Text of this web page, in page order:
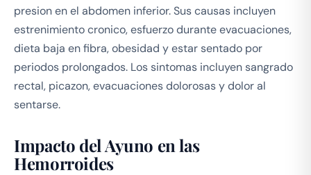
presion en el abdomen inferior. Sus causas incluyen
estrenimiento cronico, esfuerzo durante evacuaciones,
dieta baja en fibra, obesidad y estar sentado por
periodos prolongados. Los sintomas incluyen sangrado
rectal, picazon, evacuaciones dolorosas y dolor al
sentarse.
Impacto del Ayuno en las
Hemorroides